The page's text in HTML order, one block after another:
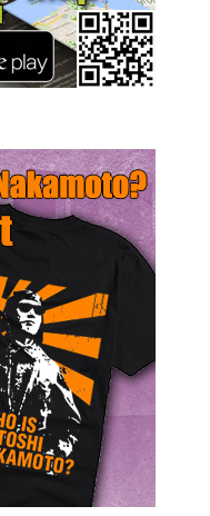
βραχίονας της
στις ρυθμίσεις
blockchain.